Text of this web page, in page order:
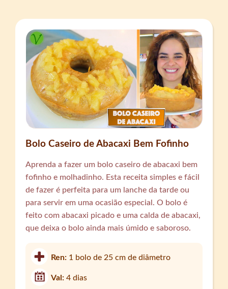
Bolo Caseiro de Abacaxi Bem Fofinho
Aprenda a fazer um bolo caseiro de abacaxi bem
fofinho e molhadinho. Esta receita simples e fácil
de fazer é perfeita para um lanche da tarde ou
para servir em uma ocasião especial. O bolo é
feito com abacaxi picado e uma calda de abacaxi,
que deixa o bolo ainda mais úmido e saboroso.
Ren: 1 bolo de 25 cm de diâmetro
Val:4 dias